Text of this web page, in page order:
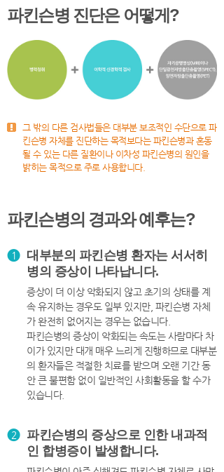
파킨슨병 진단은 어떻게?
그 밖의 다른 검사법들은 대부분 보조적인 수단으로 파
킨슨병 자체를 진단하는 목적보다는 파킨슨병과 혼동
될 수 있는 다른 질환이나 이차성 파킨슨병의 원인을
밝히는 목적으로 주로 사용합니다.
파킨슨병의 경과와 예후는?
1
대부분의 파킨슨병 환자는 서서히
병의 증상이 나타납니다.
증상이 더 이상 악화되지 않고 초기의 상태를 계
속 유지하는 경우도 일부 있지만, 파킨슨병 자체
가 완전히 없어지는 경우는 없습니다.
파킨슨병의 증상이 악화되는 속도는 사람마다 차
이가 있지만 대개 매우 느리게 진행하므로 대부분
의 환자들은 적절한 치료를 받으며 오랜 기간 동
안 큰 불편함 없이 일반적인 사회활동을 할 수가
있습니다.
2
파킨슨병의 증상으로 인한 내과적
인 합병증이 발생합니다.